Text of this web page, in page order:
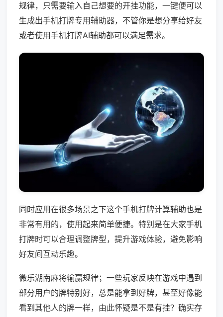
规律，只需要输入自己想要的开挂功能，一键便可以
生成出手机打牌专用辅助器，不管你是想分享给好友
或者使用手机打牌AI辅助都可以满足需求。
同时应用在很多场景之下这个手机打牌计算辅助也是
非常有用的，使用起来简单便捷。特别是在大家手机
打牌时可以合理调整牌型，提升游戏体验，避免影响
好友间互动乐趣。
微乐湖南麻将输赢规律；一些玩家反映在游戏中遇到
部分用户的牌特别好，总是能拿到好牌，甚至好像能
看到其他人的牌一样，由此怀疑是不是有挂？确实存